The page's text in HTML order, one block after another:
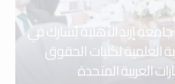
إربد الأهلية يُشارك في
العلمية لكليات الحقوق
العربية المتحدة